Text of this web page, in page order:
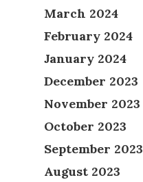
March 2024
February 2024
January 2024
December 2023
November 2023
October 2023
September 2023
August 2023